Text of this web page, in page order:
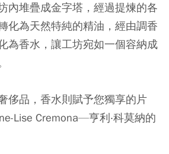
內堆疊成金字塔，經過提煉的各
化為天然特純的精油，經由調香
為香水，讓工坊宛如一個容納成
侈品，香水則賦予您獨享的片
Lise Cremona—亨利‧科莫納的